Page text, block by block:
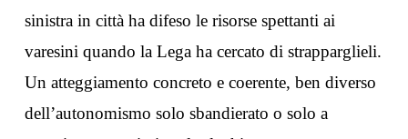
sinistra in città ha difeso le risorse spettanti ai
varesini quando la Lega ha cercato di strapparglieli.
Un atteggiamento concreto e coerente, ben diverso
dell’autonomismo solo sbandierato o solo a